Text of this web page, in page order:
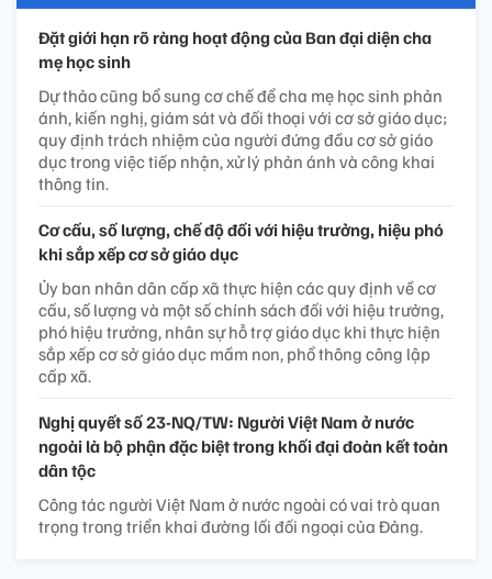
Đặt giới hạn rõ ràng hoạt động của Ban đại diện cha
mẹ học sinh
Dự thảo cũng bổ sung cơ chế để cha mẹ học sinh phản
ánh, kiến nghị, giám sát và đối thoại với cơ sở giáo dục;
quy định trách nhiệm của người đứng đầu cơ sở giáo
dục trong việc tiếp nhận, xử lý phản ánh và công khai
thông tin.
Cơ cấu, số lượng, chế độ đối với hiệu trưởng, hiệu phó
khi sắp xếp cơ sở giáo dục
Ủy ban nhân dân cấp xã thực hiện các quy định về cơ
cấu, số lượng và một số chính sách đối với hiệu trưởng,
phó hiệu trưởng, nhân sự hỗ trợ giáo dục khi thực hiện
sắp xếp cơ sở giáo dục mầm non, phổ thông công lập
cấp xã.
Nghị quyết số 23-NQ/TW: Người Việt Nam ở nước
ngoài là bộ phận đặc biệt trong khối đại đoàn kết toàn
dân tộc
Công tác người Việt Nam ở nước ngoài có vai trò quan
trọng trong triển khai đường lối đối ngoại của Đảng.